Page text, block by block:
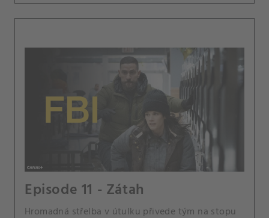
Episode 11 - Zátah
Hromadná střelba v útulku přivede tým na stopu